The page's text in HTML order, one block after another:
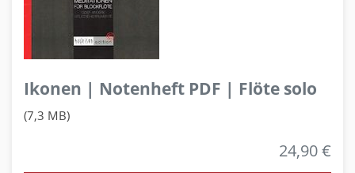
Ikonen | Notenheft PDF | Flöte solo
(7,3 MB)
24,90 €